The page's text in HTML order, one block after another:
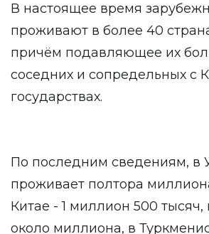
В настоящее время
проживают в более 40
причём подавляющее их
соседних и сопредельных с
государствах.
По последним сведениям, в
проживает полтора
Китае - 1 миллион 500 тысяч,
около миллиона, в